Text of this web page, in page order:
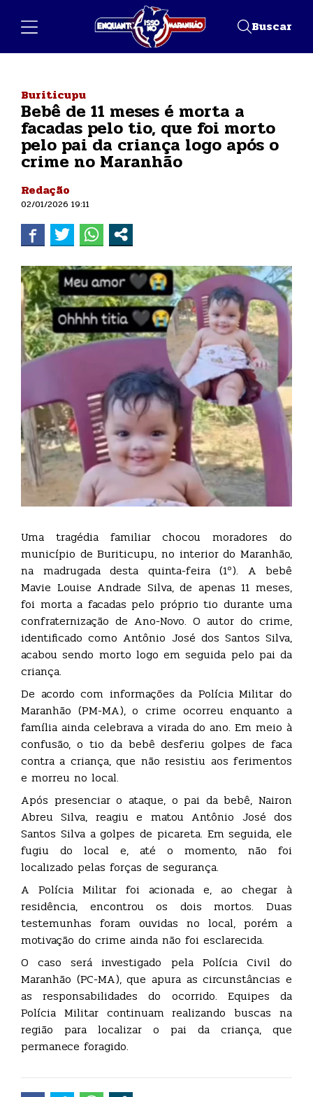
Buscar
Buriticupu
Bebê de 11 meses é morta a
facadas pelo tio, que foi morto
pelo pai da criança logo após o
crime no Maranhão
Redação
02/01/2026 19:11
Uma tragédia familiar chocou moradores do
município de Buriticupu, no interior do Maranhão,
na madrugada desta quinta-feira (1º). A bebê
Mavie Louise Andrade Silva, de apenas 11 meses,
foi morta a facadas pelo próprio tio durante uma
confraternização de Ano-Novo. O autor do crime,
identificado como Antônio José dos Santos Silva,
acabou sendo morto logo em seguida pelo pai da
criança.
De acordo com informações da Polícia Militar do
Maranhão (PM-MA), o crime ocorreu enquanto a
família ainda celebrava a virada do ano. Em meio à
confusão, o tio da bebê desferiu golpes de faca
contra a criança, que não resistiu aos ferimentos
e morreu no local.
Após presenciar o ataque, o pai da bebê, Nairon
Abreu Silva, reagiu e matou Antônio José dos
Santos Silva a golpes de picareta. Em seguida, ele
fugiu do local e, até o momento, não foi
localizado pelas forças de segurança.
A Polícia Militar foi acionada e, ao chegar à
residência, encontrou os dois mortos. Duas
testemunhas foram ouvidas no local, porém a
motivação do crime ainda não foi esclarecida.
O caso será investigado pela Polícia Civil do
Maranhão (PC-MA), que apura as circunstâncias e
as responsabilidades do ocorrido. Equipes da
Polícia Militar continuam realizando buscas na
região para localizar o pai da criança, que
permanece foragido.